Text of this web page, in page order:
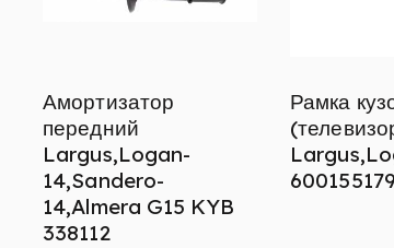
Амортизатор
передний
Largus,Logan-
14,Sandero-
14,Almera G15 KYB
338112
Рамка